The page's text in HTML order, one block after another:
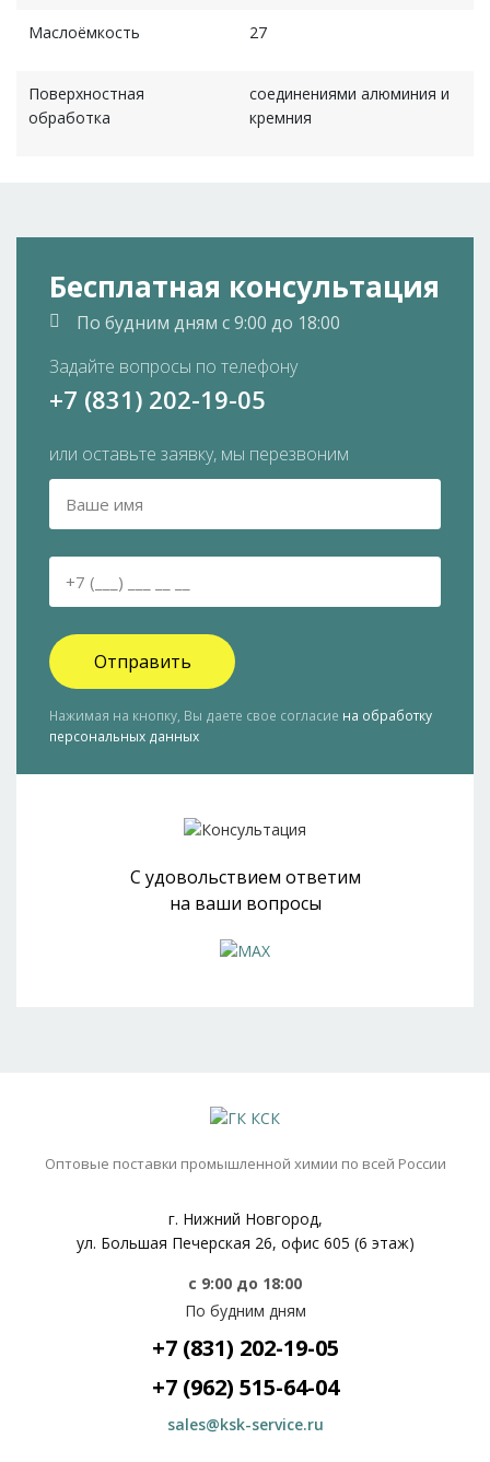
Маслоёмкость 27
Поверхностная
обработка
соединениями алюминия и
кремния
Бесплатная консультация
По будним дням с 9:00 до 18:00
Задайте вопросы по телефону
+7 (831) 202-19-05
или оставьте заявку, мы перезвоним
Отправить
Нажимая на кнопку, Вы даете свое согласие на обработку
персональных данных
С удовольствием ответим
на ваши вопросы
Оптовые поставки промышленной химии по всей России
г. Нижний Новгород,
ул. Большая Печерская 26, офис 605 (6 этаж)
с 9:00 до 18:00
По будним дням
+7 (831) 202-19-05
+7 (962) 515-64-04
sales@ksk-service.ru